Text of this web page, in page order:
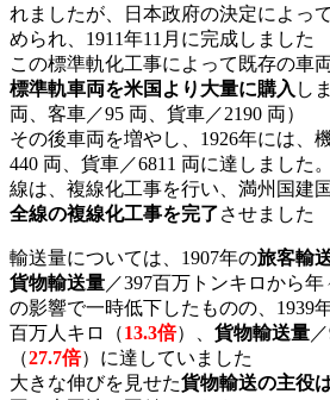
れましたが、日本政府の決定によっ
められ、1911年11月に完成しました
この標準軌化工事によって既存の車
標準軌車両を米国より大量に購入 し
両、客車／95 両、貨車／2190 両）
その後車両を増やし、1926年には、
440 両、貨車／6811 両に達しました
線は、複線化工事を行い、満州国建
全線の複線化工事を完了させました
輸送量については、1907年の旅客輸
貨物輸送量／397百万トンキロから
の影響で一時低下したものの、1939
百万人キロ（13.3倍）、 貨物輸送量
（27.7倍）に達していました
大きな伸びを見せた貨物輸送の主役